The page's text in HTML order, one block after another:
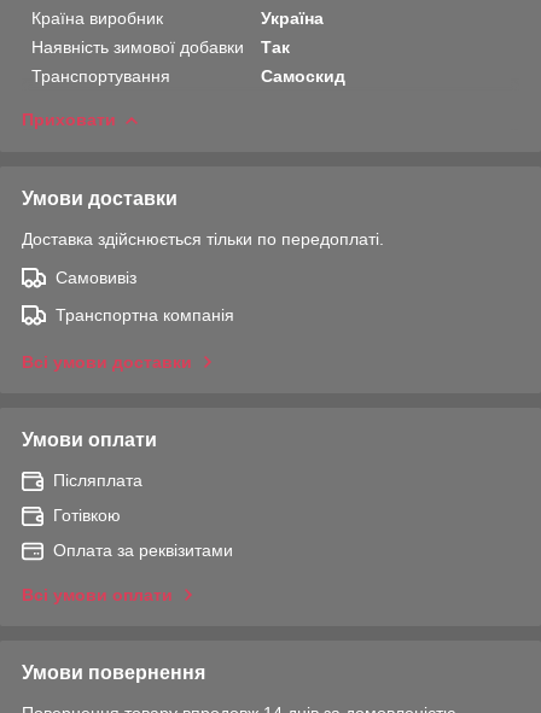
Країна виробник
Україна
Наявність зимової добавки
Так
Транспортування
Самоскид
Приховати
Умови доставки
Доставка здійснюється тільки по передоплаті.
Самовивіз
Транспортна компанія
Всі умови доставки
Умови оплати
Післяплата
Готівкою
Оплата за реквізитами
Всі умови оплати
Умови повернення